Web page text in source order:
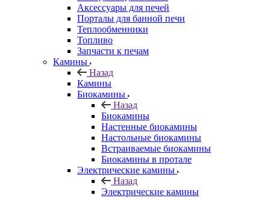
Аксессуары для печей
Порталы для банной печи
Теплообменники
Топливо
Запчасти к печам
Камины
Назад
Камины
Биокамины
Назад
Биокамины
Настенные биокамины
Настольные биокамины
Встраиваемые биокамины
Биокамины в протале
Электрические камины
Назад
Электрические камины